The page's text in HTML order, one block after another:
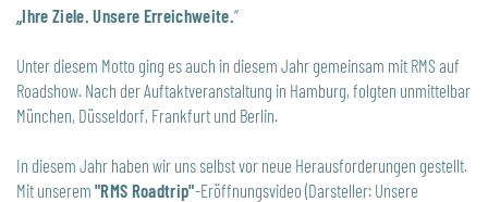
„Ihre Ziele. Unsere Erreichweite.“
Unter diesem Motto ging es auch in diesem Jahr gemeinsam mit RMS auf
Roadshow. Nach der Auftaktveranstaltung in Hamburg, folgten unmittelbar
München, Düsseldorf, Frankfurt und Berlin.
In diesem Jahr haben wir uns selbst vor neue Herausforderungen gestellt.
Mit unserem "RMS Roadtrip"-Eröffnungsvideo (Darsteller: Unsere